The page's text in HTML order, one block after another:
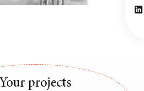
Your projects